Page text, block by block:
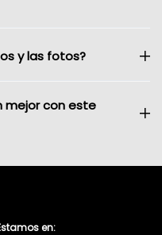
y las fotos?
mejor con este
en: